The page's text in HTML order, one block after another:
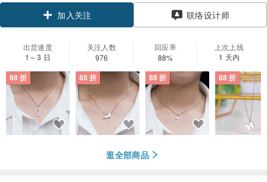
加入关注 联络设计师
出货速度
1～3 日
关注人数
976
回应率
88%
上次上线
1 天内
88 折 88 折 88 折 88 折
逛全部商品